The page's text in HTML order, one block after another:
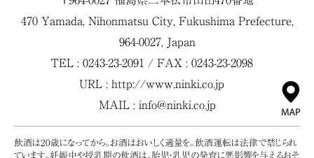
470 Yamada, Nihonmatsu City, Fukushima Prefecture,
964-0027, Japan
TEL : 0243-23-2091 / FAX : 0243-23-2098
URL : http://www.ninki.co.jp
MAIL : info@ninki.co.jp
飲酒は20歳になってから。お酒はおいしく適量を。飲酒運転は法律で禁じられ
ています。妊娠中や授乳期の飲酒は、胎児・乳児の発育に悪影響を与えるおそ